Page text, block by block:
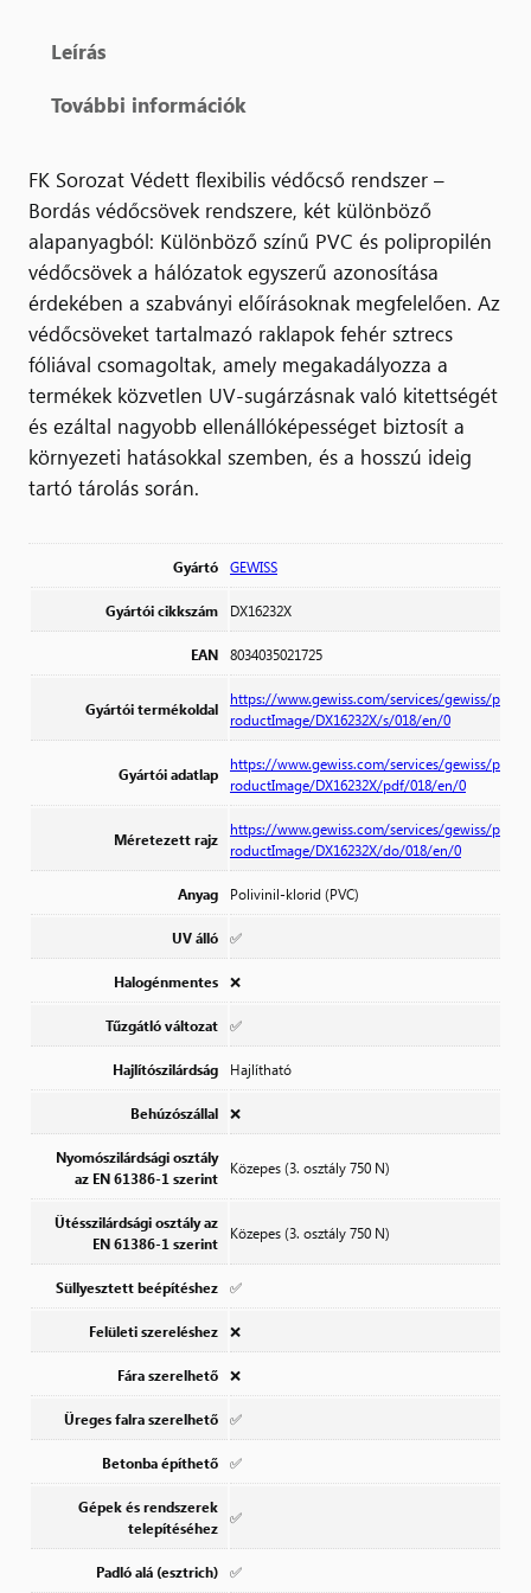
Leírás
További információk
FK Sorozat Védett flexibilis védőcső rendszer –
Bordás védőcsövek rendszere, két különböző
alapanyagból: Különböző színű PVC és polipropilén
védőcsövek a hálózatok egyszerű azonosítása
érdekében a szabványi előírásoknak megfelelően. Az
védőcsöveket tartalmazó raklapok fehér sztrecs
fóliával csomagoltak, amely megakadályozza a
termékek közvetlen UV-sugárzásnak való kitettségét
és ezáltal nagyobb ellenállóképességet biztosít a
környezeti hatásokkal szemben, és a hosszú ideig
tartó tárolás során.
Gyártó GEWISS
Gyártói cikkszám DX16232X
EAN 8034035021725
Gyártói termékoldal
https://www.gewiss.com/services/gewiss/p
roductImage/DX16232X/s/018/en/0
Gyártói adatlap
https://www.gewiss.com/services/gewiss/p
roductImage/DX16232X/pdf/018/en/0
Méretezett rajz
https://www.gewiss.com/services/gewiss/p
roductImage/DX16232X/do/018/en/0
Anyag Polivinil-klorid (PVC)
UV álló ✅
Halogénmentes ❌
Tűzgátló változat ✅
Hajlítószilárdság Hajlítható
Behúzószállal ❌
Nyomószilárdsági osztály
az EN 61386-1 szerint
Közepes (3. osztály 750 N)
Ütésszilárdsági osztály az
EN 61386-1 szerint
Közepes (3. osztály 750 N)
Süllyesztett beépítéshez ✅
Felületi szereléshez ❌
Fára szerelhető ❌
Üreges falra szerelhető ✅
Betonba építhető ✅
Gépek és rendszerek
telepítéséhez
✅
Padló alá (esztrich) ✅